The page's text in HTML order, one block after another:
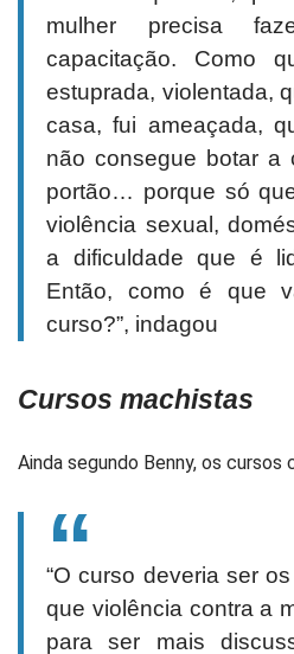
mulher precisa
capacitação. Como
estuprada, violentada,
casa, fui ameaçada,
não consegue botar a
portão… porque só
violência sexual,
a dificuldade que é
Então, como é que
curso?”, indagou
Cursos machistas
Ainda segundo Benny, os cursos
“O curso deveria ser
que violência contra a
para ser mais